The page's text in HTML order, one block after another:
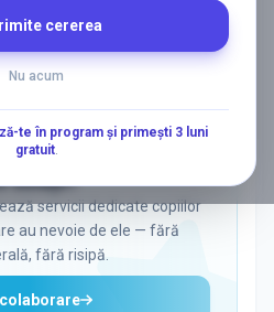
cererea
Nu acum
te în program și primești 3 luni
gratuit.
la părinții care
soluții?
servicii dedicate copiilor
au nevoie de ele — fără
fără risipă.